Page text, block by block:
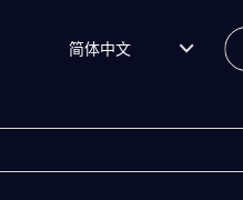
简体中文